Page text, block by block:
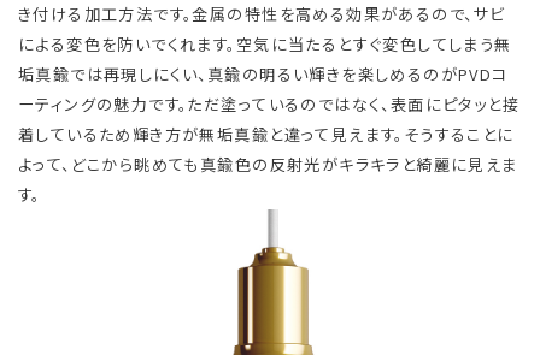
き付ける加工方法です。金属の特性を高める効果があるので、サビ
による変色を防いでくれます。空気に当たるとすぐ変色してしまう無
垢真鍮では再現しにくい、真鍮の明るい輝きを楽しめるのがPVDコ
ーティングの魅力です。ただ塗っているのではなく、表面にピタッと接
着しているため輝き方が無垢真鍮と違って見えます。そうすることに
よって、どこから眺めても真鍮色の反射光がキラキラと綺麗に見えま
す。